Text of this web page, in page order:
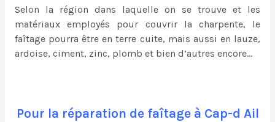
Selon la région dans laquelle on se trouve et les
matériaux employés pour couvrir la charpente, le
faîtage pourra être en terre cuite, mais aussi en lauze,
ardoise, ciment, zinc, plomb et bien d’autres encore…
Pour la réparation de faîtage à Cap-d Ail